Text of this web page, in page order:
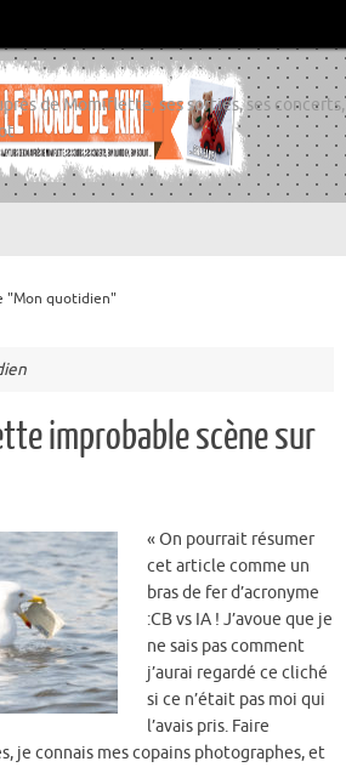
de Momiflette, ses sorties, ses concerts,
"Mon quotidien"
improbable scène sur
« On pourrait résumer
cet article comme un
bras de fer d’acronyme
:CB vs IA ! J’avoue que je
ne sais pas comment
j’aurai regardé ce cliché
si ce n’était pas moi qui
l’avais pris. Faire
je connais mes copains photographes, et